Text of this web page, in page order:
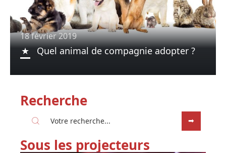
18 février 2019
Quel animal de compagnie adopter ?
Recherche
Sous les projecteurs